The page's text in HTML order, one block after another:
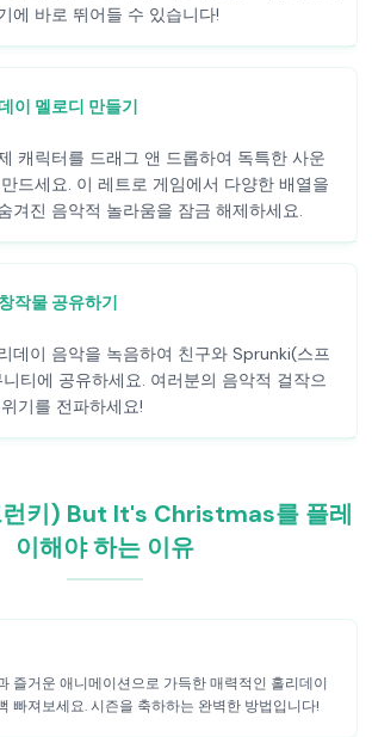
에 바로 뛰어들 수 있습니다!
이 멜로디 만들기
캐릭터를 드래그 앤 드롭하여 독특한 사운
드세요. 이 레트로 게임에서 다양한 배열을
겨진 음악적 놀라움을 잠금 해제하세요.
작물 공유하기
데이 음악을 녹음하여 친구와 Sprunki(스프
티에 공유하세요. 여러분의 음악적 걸작으
기를 전파하세요!
키) But It's Christmas를 플레
이해야 하는 이유
즐거운 애니메이션으로 가득한 매력적인 홀리데이
빠져보세요. 시즌을 축하하는 완벽한 방법입니다!